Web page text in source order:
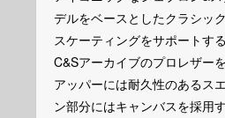
デルをベースとしたクラシッ
スケーティングをサポートす
C&Sアーカイブのプロレザー
アッパーには耐久性のあるス
ン部分にはキャンバスを採用す